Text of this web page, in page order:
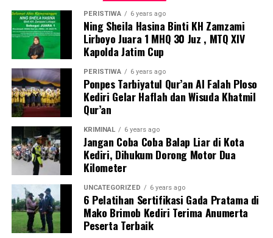
Sosialisasi tersebut memberikan pemahaman kepada
para pelaku UMKM mengenai manfaat penggunaan
QRIS sebagai metode pembayaran digital yang lebih
mudah, cepat, dan praktis.
Kapolsek Pesantren Kompol Siswandi, S.H., mengatakan
bahwa kehadiran Bhabinkamtibmas dalam kegiatan
masyarakat merupakan bagian dari peran kepolisian
dalam mendukung berbagai program yang memberikan
manfaat bagi warga.
“Bhabinkamtibmas tidak hanya hadir dalam menjaga
keamanan dan ketertiban, tetapi juga mendukung
kegiatan positif masyarakat, termasuk pengembangan
UMKM dan pemanfaatan teknologi digital,” ujar Kompol
Siswandi.
PERISTIWA 6 years ago
Ning Sheila Hasina Binti KH Zamzami
Lirboyo Juara 1 MHQ 30 Juz , MTQ XIV
Kapolda Jatim Cup
PERISTIWA 6 years ago
Ponpes Tarbiyatul Qur’an Al Falah Ploso
Kediri Gelar Haflah dan Wisuda Khatmil
Qur’an
KRIMINAL 6 years ago
Jangan Coba Coba Balap Liar di Kota
Kediri, Dihukum Dorong Motor Dua
Kilometer
UNCATEGORIZED 6 years ago
6 Pelatihan Sertifikasi Gada Pratama di
Mako Brimob Kediri Terima Anumerta
Peserta Terbaik